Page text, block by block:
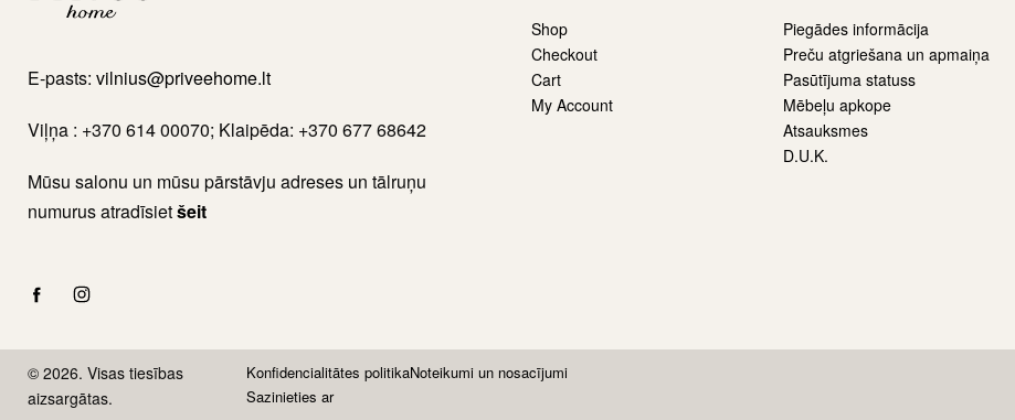
E-pasts: vilnius@priveehome.lt
Viļņa : +370 614 00070; Klaipēda: +370 677 68642
Mūsu salonu un mūsu pārstāvju adreses un tālruņu
numurus atradīsietšeit
Shop
Checkout
Cart
My Account
Piegādes informācija
Preču atgriešana un apmaiņa
Pasūtījuma statuss
Mēbeļu apkope
Atsauksmes
D.U.K.
© 2026. Visas tiesības
aizsargātas.
Konfidencialitātes politikaNoteikumi un nosacījumi
Sazinieties ar